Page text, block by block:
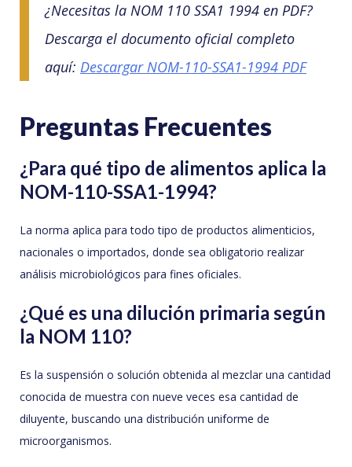
¿Necesitas la NOM 110 SSA1 1994 en PDF?
Descarga el documento oficial completo
aquí: Descargar NOM-110-SSA1-1994 PDF
Preguntas Frecuentes
¿Para qué tipo de alimentos aplica la
NOM-110-SSA1-1994?
La norma aplica para todo tipo de productos alimenticios,
nacionales o importados, donde sea obligatorio realizar
análisis microbiológicos para fines oficiales.
¿Qué es una dilución primaria según
la NOM 110?
Es la suspensión o solución obtenida al mezclar una cantidad
conocida de muestra con nueve veces esa cantidad de
diluyente, buscando una distribución uniforme de
microorganismos.